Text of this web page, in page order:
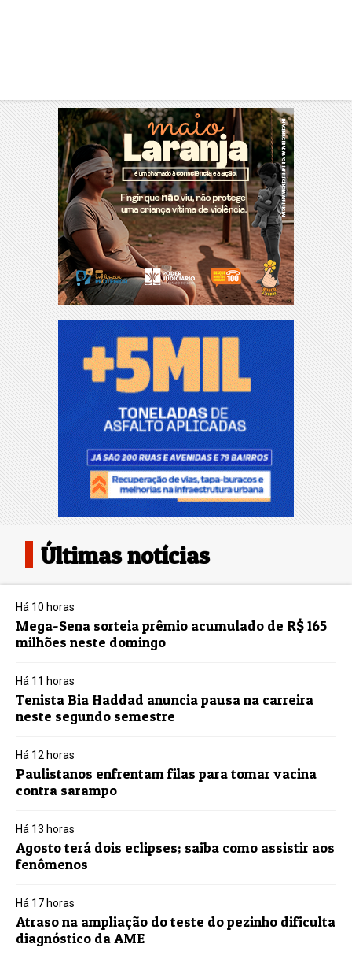
Últimas notícias
Há 10 horas
Mega-Sena sorteia prêmio acumulado de R$ 165
milhões neste domingo
Há 11 horas
Tenista Bia Haddad anuncia pausa na carreira
neste segundo semestre
Há 12 horas
Paulistanos enfrentam filas para tomar vacina
contra sarampo
Há 13 horas
Agosto terá dois eclipses; saiba como assistir aos
fenômenos
Há 17 horas
Atraso na ampliação do teste do pezinho dificulta
diagnóstico da AME